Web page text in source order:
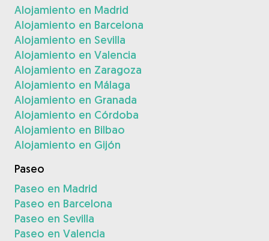
Alojamiento en Madrid
Alojamiento en Barcelona
Alojamiento en Sevilla
Alojamiento en Valencia
Alojamiento en Zaragoza
Alojamiento en Málaga
Alojamiento en Granada
Alojamiento en Córdoba
Alojamiento en Bilbao
Alojamiento en Gijón
Paseo
Paseo en Madrid
Paseo en Barcelona
Paseo en Sevilla
Paseo en Valencia